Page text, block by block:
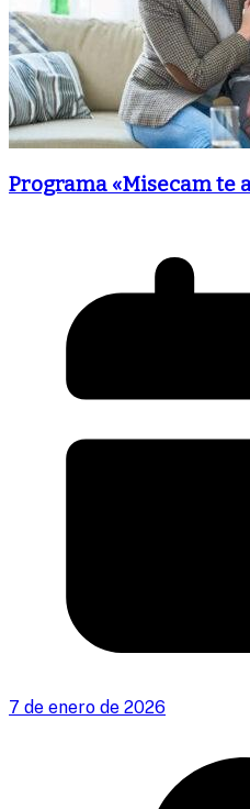
Programa «Misecam te
7 de enero de 2026